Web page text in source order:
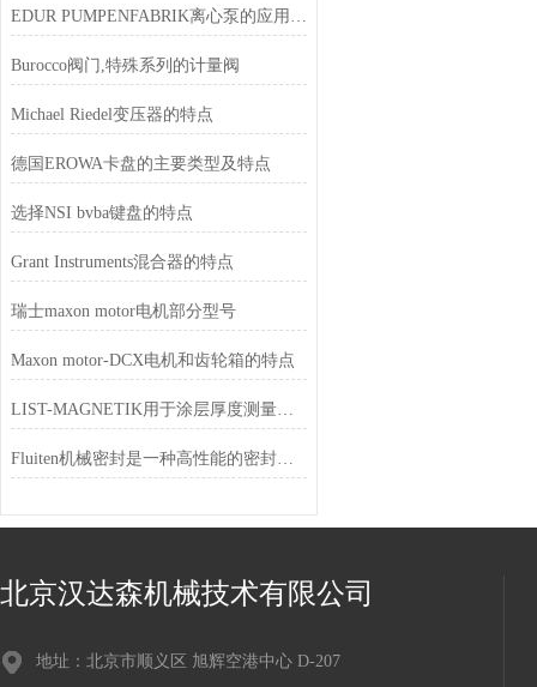
EDUR PUMPENFABRIK离心泵的应用特点
Burocco阀门,特殊系列的计量阀
Michael Riedel变压器的特点
德国EROWA卡盘的主要类型及特点
选择NSI bvba键盘的特点
Grant Instruments混合器的特点
瑞士maxon motor电机部分型号
Maxon motor-DCX电机和齿轮箱的特点
LIST-MAGNETIK用于涂层厚度测量的探头
Fluiten机械密封是一种高性能的密封装置
北京汉达森机械技术有限公司
地址：北京市顺义区 旭辉空港中心 D-207